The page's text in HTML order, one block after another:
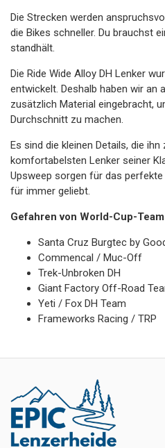
Die Strecken werden
die Bikes schneller. Du brauchst
standhält.
Die Ride Wide Alloy DH Lenker
entwickelt. Deshalb haben wir an
zusätzlich Material eingebracht,
Durchschnitt zu machen.
Es sind die kleinen Details, die ihn
komfortabelsten Lenker seiner
Upsweep sorgen für das perfekte
für immer geliebt.
Gefahren von World-Cup-
Santa Cruz Burgtec by
Commencal / Muc-Off
Trek-Unbroken DH
Giant Factory Off-Road
Yeti / Fox DH Team
Frameworks Racing / TRP